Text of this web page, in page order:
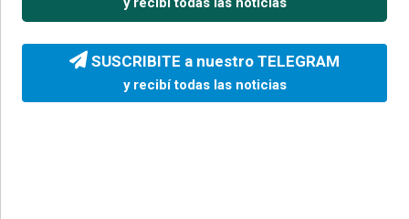
SUSCRIBITE a nuestro TELEGRAM
y recibí todas las noticias